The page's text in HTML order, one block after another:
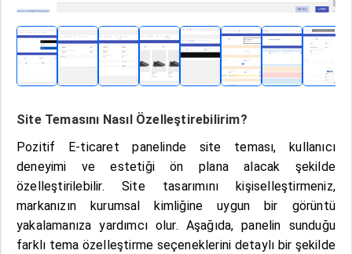
Site Temasını Nasıl Özelleştirebilirim?
Pozitif E-ticaret panelinde site teması, kullanıcı
deneyimi ve estetiği ön plana alacak şekilde
özelleştirilebilir. Site tasarımını kişiselleştirmeniz,
markanızın kurumsal kimliğine uygun bir görüntü
yakalamanıza yardımcı olur. Aşağıda, panelin sunduğu
farklı tema özelleştirme seçeneklerini detaylı bir şekilde